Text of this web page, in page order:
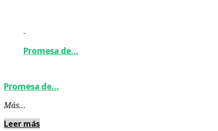
-
Promesa de…
Promesa de…
Más…
Leer más